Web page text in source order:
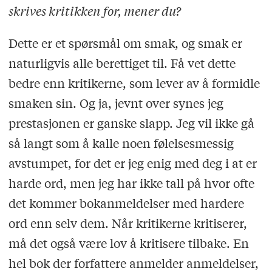
skrives kritikken for, mener du?
Dette er et spørsmål om smak, og smak er
naturligvis alle berettiget til. Få vet dette
bedre enn kritikerne, som lever av å formidle
smaken sin. Og ja, jevnt over synes jeg
prestasjonen er ganske slapp. Jeg vil ikke gå
så langt som å kalle noen følelsesmessig
avstumpet, for det er jeg enig med deg i at er
harde ord, men jeg har ikke tall på hvor ofte
det kommer bokanmeldelser med hardere
ord enn selv dem. Når kritikerne kritiserer,
må det også være lov å kritisere tilbake. En
hel bok der forfattere anmelder anmeldelser,